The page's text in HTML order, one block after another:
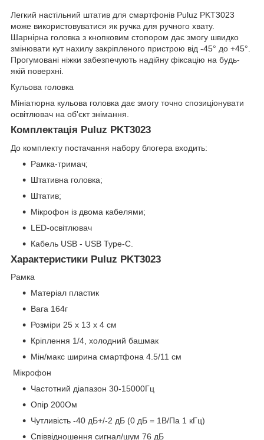
Легкий настільний штатив для смартфонів Puluz PKT3023
може використовуватися як ручка для ручного хвату.
Шарнірна головка з кнопковим стопором дає змогу швидко
змінювати кут нахилу закріпленого пристрою від -45° до +45°.
Прогумовані ніжки забезпечують надійну фіксацію на будь-
якій поверхні.
Кульова головка
Мініатюрна кульова головка дає змогу точно спозиціонувати
освітлювач на об'єкт знімання.
Комплектація Puluz PKT3023
До комплекту постачання набору блогера входить:
Рамка-тримач;
Штативна головка;
Штатив;
Мікрофон із двома кабелями;
LED-освітлювач
Кабель USB - USB Type-C.
Характеристики Puluz PKT3023
Рамка
Матеріал пластик
Вага 164г
Розміри 25 х 13 х 4 см
Кріплення 1/4, холодний башмак
Мін/макс ширина смартфона 4.5/11 см
Мікрофон
Частотний діапазон 30-15000Гц
Опір 200Ом
Чутливість -40 дБ+/-2 дБ (0 дБ = 1В/Па 1 кГц)
Співвідношення сигнал/шум 76 дБ